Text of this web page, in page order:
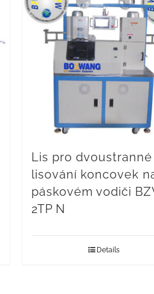
Lis pro dvoustranné
lisování koncovek
páskovém vodiči
2TP N
Details